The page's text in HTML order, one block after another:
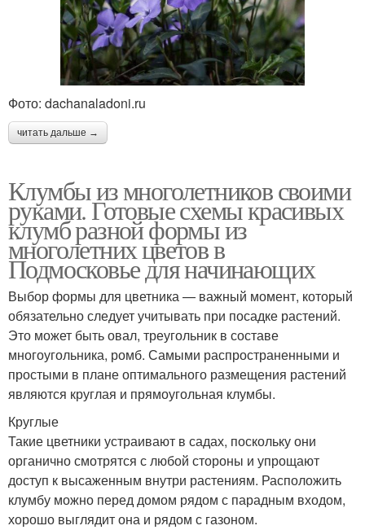
Фото: dachanaladoni.ru
читать дальше →
Клумбы из многолетников своими
руками. Готовые схемы красивых
клумб разной формы из
многолетних цветов в
Подмосковье для начинающих
Выбор формы для цветника — важный момент, который
обязательно следует учитывать при посадке растений.
Это может быть овал, треугольник в составе
многоугольника, ромб. Самыми распространенными и
простыми в плане оптимального размещения растений
являются круглая и прямоугольная клумбы.
Круглые
Такие цветники устраивают в садах, поскольку они
органично смотрятся с любой стороны и упрощают
доступ к высаженным внутри растениям. Расположить
клумбу можно перед домом рядом с парадным входом,
хорошо выглядит она и рядом с газоном.